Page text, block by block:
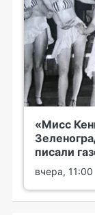
«Мисс
писали
вчера, 11:00